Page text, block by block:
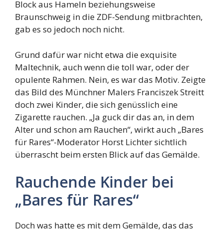
Block aus Hameln beziehungsweise
Braunschweig in die ZDF-Sendung mitbrachten,
gab es so jedoch noch nicht.
Grund dafür war nicht etwa die exquisite
Maltechnik, auch wenn die toll war, oder der
opulente Rahmen. Nein, es war das Motiv. Zeigte
das Bild des Münchner Malers Franciszek Streitt
doch zwei Kinder, die sich genüsslich eine
Zigarette rauchen. „Ja guck dir das an, in dem
Alter und schon am Rauchen“, wirkt auch „Bares
für Rares“-Moderator Horst Lichter sichtlich
überrascht beim ersten Blick auf das Gemälde.
Rauchende Kinder bei
„Bares für Rares“
Doch was hatte es mit dem Gemälde, das das